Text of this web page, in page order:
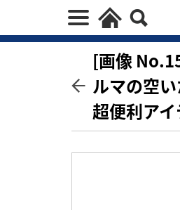
[画像
ルマの空
超便利アイ